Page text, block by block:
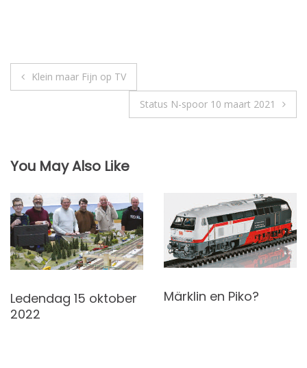
Bericht
Klein maar Fijn op TV
Status N-spoor 10 maart 2021
You May Also Like
Ledendag 15 oktober
2022
Märklin en Piko?